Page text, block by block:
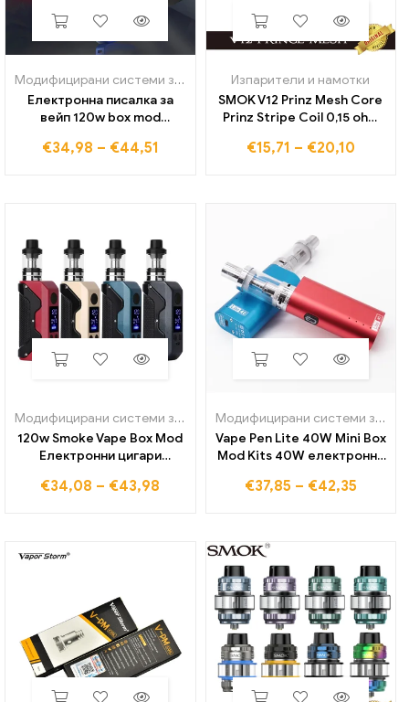
Модифицирани системи за вейп
Изпарители и намотки
Електронна писалка за
вейп 120w box mod
батерия 2,5 ml
€34,98 – €44,51
Изпарители и намотки
SMOK V12 Prinz Mesh Core
Prinz Stripe Coil 0,15 ohm
Vaporizer за TFV12 Prince
€15,71 – €20,10
Модифицирани системи за вейп ,Изпарители и намотки
120w Smoke Vape Box Mod
Електронни цигари
Батерия 3ml
€34,08 – €43,98
Модифицирани системи за вейп
Vape Pen Lite 40W Mini Box
Mod Kits 40W електронни
Hookah Shisha Kit
€37,85 – €42,35